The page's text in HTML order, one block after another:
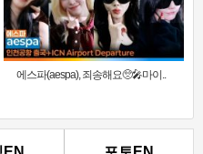
에스파(aespa), 죄송해요🥺🎤마이..